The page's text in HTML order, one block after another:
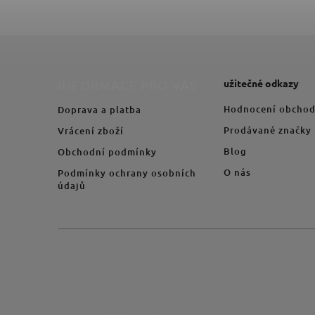
Doprava a platba
Vrácení zboží
Obchodní podmínky
Podmínky ochrany osobních
údajů
užitečné odkazy
Hodnocení
Prodávané značky
Blog
O nás